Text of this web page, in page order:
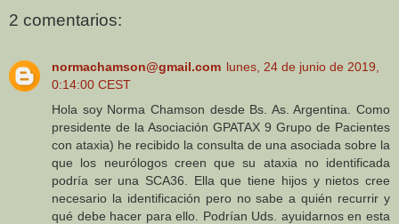
2 comentarios:
normachamson@gmail.com lunes, 24 de junio de 2019,
0:14:00 CEST
Hola soy Norma Chamson desde Bs. As. Argentina. Como
presidente de la Asociación GPATAX 9 Grupo de Pacientes
con ataxia) he recibido la consulta de una asociada sobre la
que los neurólogos creen que su ataxia no identificada
podría ser una SCA36. Ella que tiene hijos y nietos cree
necesario la identificación pero no sabe a quién recurrir y
qué debe hacer para ello. Podrían Uds. ayuidarnos en esta